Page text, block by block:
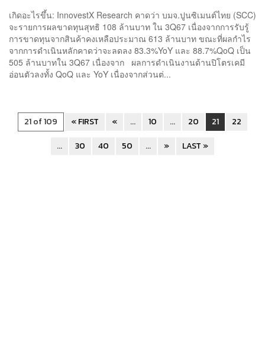
เกิดอะไรขึ้น: InnovestX Research คาดว่า บมจ.ปูนซิเมนต์ไทย (SCC)
จะรายการผลขาดทุนสุทธิ 108 ล้านบาท ใน 3Q67 เนื่องจากการรับรู้
การขาดทุนจากสินค้าคงเหลือประมาณ 613 ล้านบาท ขณะที่ผลกำไร
จากการดำเนินหลักคาดว่าจะลดลง 83.3%YoY และ 88.7%QoQ เป็น
505 ล้านบาทใน 3Q67 เนื่องจาก ผลการดำเนินงานด้านปิโตรเคมี
อ่อนตัวลงทั้ง QoQ และ YoY เนื่องจากส่วนต่...
21 of 109 « FIRST « ... 10 ... 20 21
22
...
30 40 50 ... » LAST »